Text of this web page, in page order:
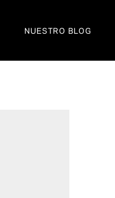
NUESTRO BLOG